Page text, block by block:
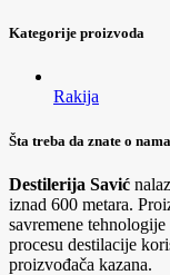
Kategorije proizvoda
Rakija
Šta treba da znate o
Destilerija Savić
iznad 600 metara.
savremene
procesu destilacije
proizvođača kazana.